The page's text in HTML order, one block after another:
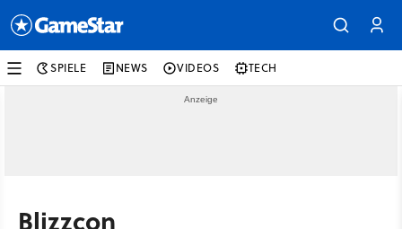
SPIELE NEWS VIDEOS TECH
Blizzcon